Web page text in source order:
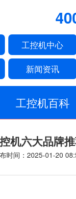
工控机中心
新闻资讯
工控机百科
机六大品牌推
时间：2025-01-20